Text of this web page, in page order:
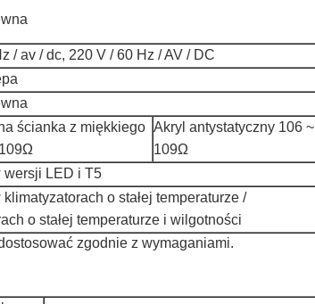
/ av / dc, 220 V / 60 Hz / AV / DC
ścianka z miękkiego Akryl antystatyczny 106 ~
109Ω
wersji LED i T5
o stałej temperaturze /
o stałej temperaturze i wilgotności
zgodnie z wymaganiami.